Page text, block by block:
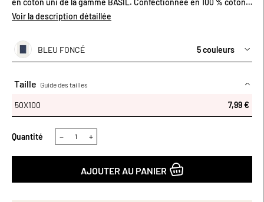
en coton uni de la gamme BASIL. Confectionnée en 100 % coton
avec une densité de 480 g/m², elle offre une excellente
absorption, une douceur agréable et un confort durable. Son
avec le drap de bain et la serviette invité assortis pour une parure
élégante et coordonnée. Disponible en plusieurs coloris.
Voir la description détaillée
BLEU FONCÉ 5 couleurs
Taille Guide des tailles
50X100 7,99 €
Quantité − +
AJOUTER AU PANIER